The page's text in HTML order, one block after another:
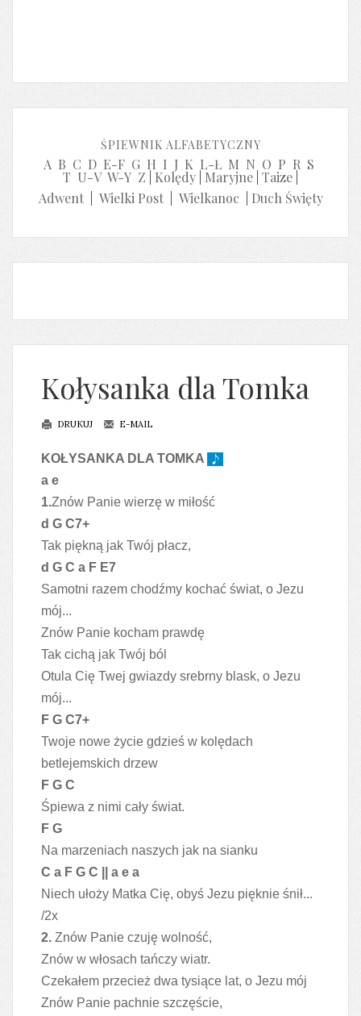
ŚPIEWNIK ALFABETYCZNY
A B C D E-F G H I J K L-Ł M N O P R S
T U-V W-Y Z Kolędy Maryjne Taize
Adwent| Wielki Post| Wielkanoc Duch Święty
Kołysanka dla Tomka
DRUKUJ E-MAIL
KOŁYSANKA DLA TOMKA
a e
1.Znów Panie wierzę w miłość
d G C7+
Tak piękną jak Twój płacz,
d G C a F E7
Samotni razem chodźmy kochać świat, o Jezu
mój...
Znów Panie kocham prawdę
Tak cichą jak Twój ból
Otula Cię Twej gwiazdy srebrny blask, o Jezu
mój...
F G C7+
Twoje nowe życie gdzieś w kolędach
betlejemskich drzew
F G C
Śpiewa z nimi cały świat.
F G
Na marzeniach naszych jak na sianku
C a F G C || a e a
Niech ułoży Matka Cię, obyś Jezu pięknie śnił...
/2x
2. Znów Panie czuję wolność,
Znów w włosach tańczy wiatr.
Czekałem przecież dwa tysiące lat, o Jezu mój
Znów Panie pachnie szczęście,